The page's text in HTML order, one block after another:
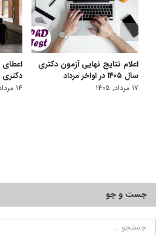
اعلام نتایج نهایی آزمون دکتری
سال ۱۴۰۵ در اواخر مرداد
۱۷ مرداد, ۱۴۰۵
اعطای
دکتری از
۱۴ مرداد, ۱۴۰۵
جست و جو
جستجو